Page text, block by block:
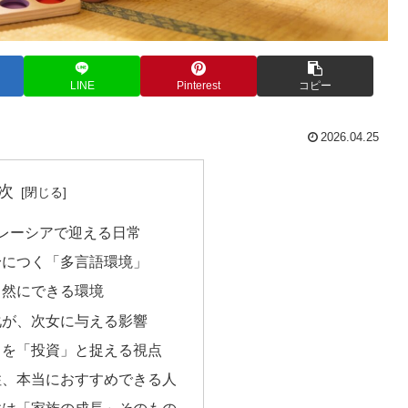
LINE Pinterest コピー
2026.04.25
ーシアで迎える日常
つく「多言語環境」
にできる環境
、次女に与える影響
「投資」と捉える視点
本当におすすめできる人